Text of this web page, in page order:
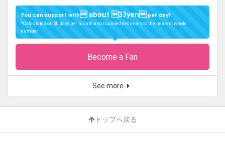
You can support with about 33yenper day!
*Calculated on 30 days per month and rounded decimals to the nearest whole
number
Become a Fan
See more
トップへ戻る